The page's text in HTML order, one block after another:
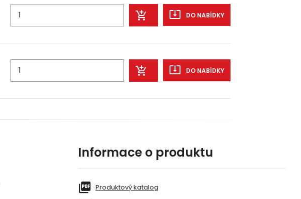
DO NABÍDKY
DO NABÍDKY
Informace o produktu
Produktový katalog